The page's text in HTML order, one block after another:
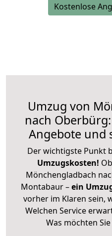
Kostenlose
Umzug von
nach
Angebote und
Der wichtigste Punkt
Umzugskosten!
Mönchengladbach
Montabaur –ein
vorher im Klaren sein,
Welchen Service
Was möchten